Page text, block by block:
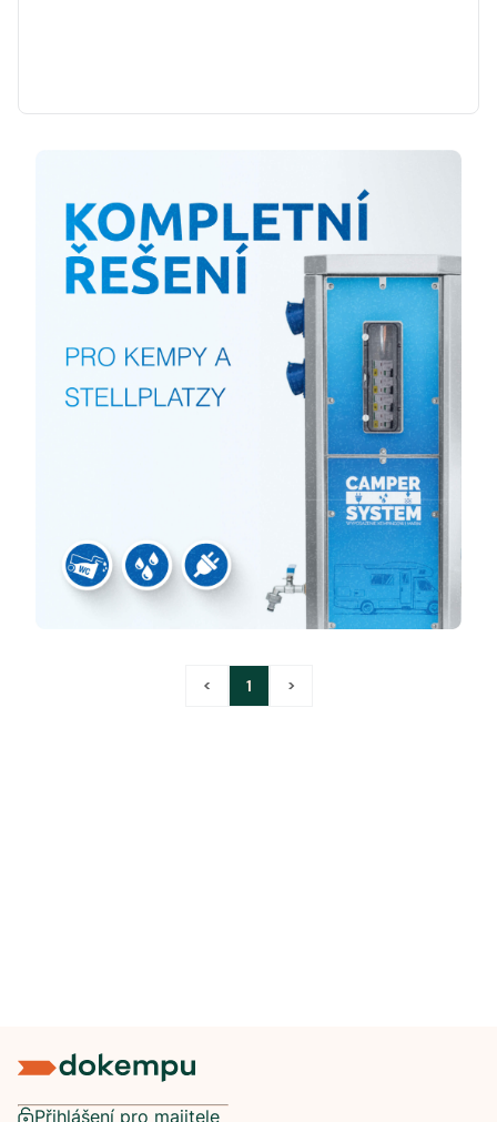
< 1 >
Přihlášení pro majitele